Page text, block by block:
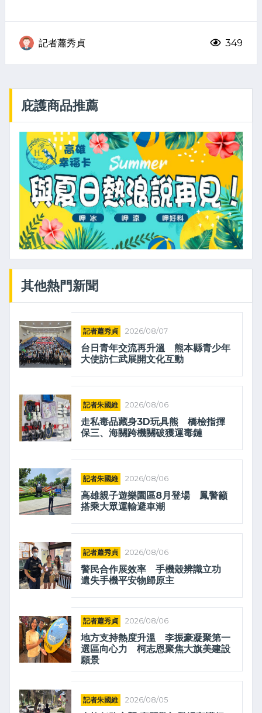
記者蕭秀貞 349
庇護商品推薦
其他熱門新聞
記者蕭秀貞 2026/08/07
台日青年交流再升溫 熊本縣青少年
大使訪仁武展開文化互動
記者朱國維 2026/08/06
走私毒品藏身3D玩具熊 橋檢指揮
保三、海關跨機關破獲運毒鏈
記者朱國維 2026/08/06
高雄親子遊樂園區8月登場 鳳警籲
搭乘大眾運輸避車潮
記者蕭秀貞 2026/08/06
警民合作展效率 手機殼辨識立功
遺失手機平安物歸原主
記者蕭秀貞 2026/08/06
地方支持熱度升溫 李振豪凝聚第一
選區向心力 柯志恩聚焦大旗美建設
願景
記者朱國維 2026/08/05